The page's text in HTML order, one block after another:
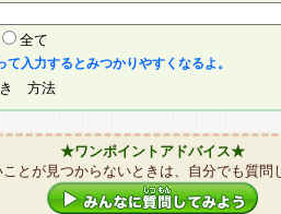
全て
入力するとみつかりやすくなるよ。
方法
★ワンポイントアドバイス★
とが見つからないときは、自分でも質問